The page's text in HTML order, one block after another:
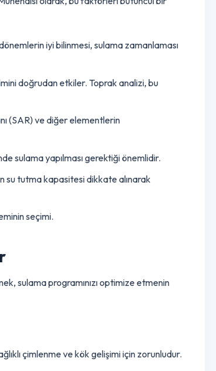
Ana Faktörler
Bu dönemlerin iyi bilinmesi, sulama
erişimini doğrudan etkiler. Toprak analizi, bu
oranı (SAR) ve diğer elementlerin
sulama yapılması gerektiği önemlidir.
su tutma kapasitesi dikkate alınarak
yönteminin seçimi.
bilmek, sulama programınızı optimize etmenin